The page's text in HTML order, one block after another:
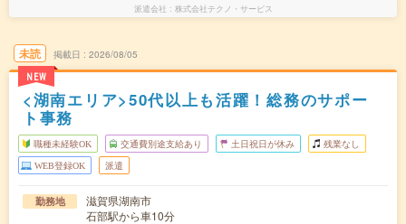
派遣会社 株式会社テクノ・サービス
未読
NEW
掲載日 2026/08/05
<湖南エリア>50代以上も活躍！総務のサポー
ト事務
職種未経験OK 交通費別途支給あり 土日祝日が休み 残業なし
WEB登録OK 派遣
勤務地
滋賀県湖南市
石部駅から車10分